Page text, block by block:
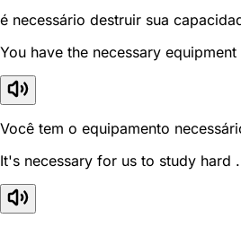
é necessário destruir sua
You have the necessary
Você tem o equipamento
It's necessary for us to study hard .